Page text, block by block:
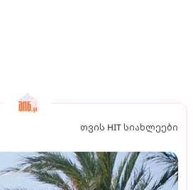
თვის HIT სიახლეები